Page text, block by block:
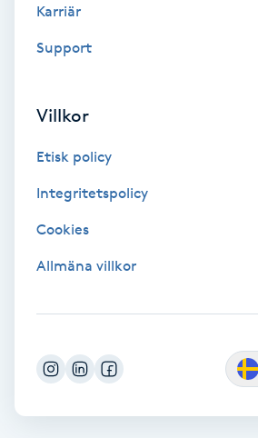
Idrottsmassage
IPL hårborttagning
Katun fransar
Kemisk peeling
Karriär
Support
Villkor
Etisk policy
Integritetspolicy
Cookies
Allmäna villkor